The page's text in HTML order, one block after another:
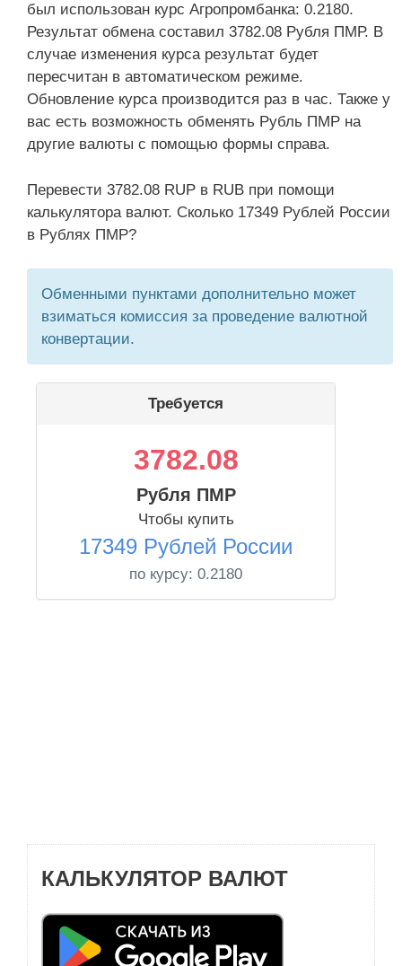
был использован курс Агропромбанка: 0.2180.
Результат обмена составил 3782.08 Рубля ПМР. В
случае изменения курса результат будет
пересчитан в автоматическом режиме.
Обновление курса производится раз в час. Также у
вас есть возможность обменять Рубль ПМР на
другие валюты с помощью формы справа.
Перевести 3782.08 RUP в RUB при помощи
калькулятора валют. Сколько 17349 Рублей России
в Рублях ПМР?
Обменными пунктами дополнительно может
взиматься комиссия за проведение валютной
конвертации.
Требуется
3782.08
Рубля ПМР
Чтобы купить
17349 Рублей России
по курсу: 0.2180
КАЛЬКУЛЯТОР ВАЛЮТ